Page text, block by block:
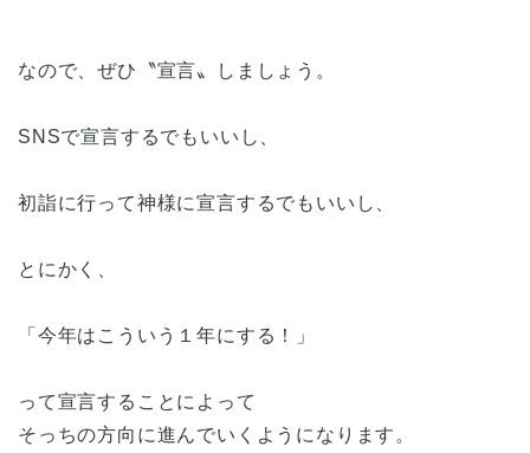
なので、ぜひ〝宣言〟しましょう。
SNSで宣言するでもいいし、
初詣に行って神様に宣言するでもいいし、
とにかく、
「今年はこういう１年にする！」
って宣言することによって
そっちの方向に進んでいくようになります。